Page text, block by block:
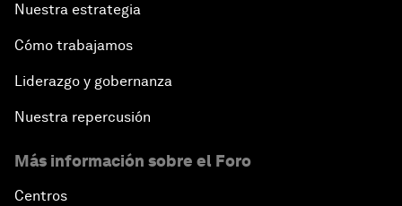
Nuestra estrategia
Cómo trabajamos
Liderazgo y gobernanza
Nuestra repercusión
Más información sobre el Foro
Centros